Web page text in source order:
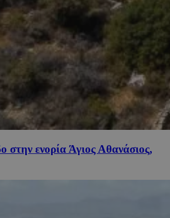
στην ενορία Άγιος Αθανάσιος,